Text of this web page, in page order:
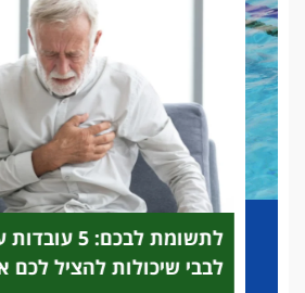
לתשומת לבכם: 5
לבבי שיכולות להציל לכם